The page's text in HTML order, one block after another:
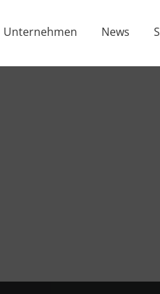
Unternehmen News